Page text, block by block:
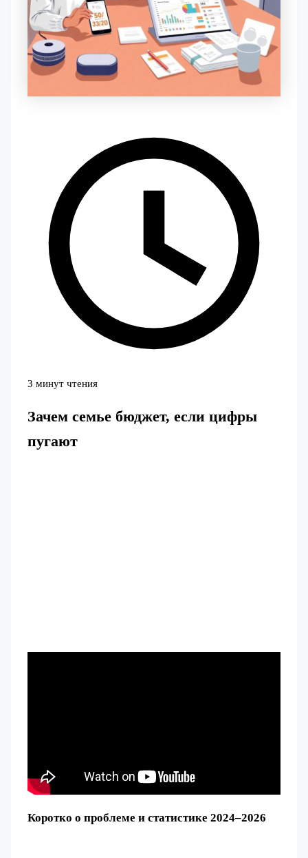
3 минут чтения
Зачем семье бюджет, если цифры
пугают
Коротко о проблеме и статистике 2024–2026